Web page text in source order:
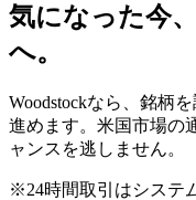
気になった今
へ。
Woodstockなら、銘柄
進めます。米国市場の
ャンスを逃しません。
※24時間取引はシステ